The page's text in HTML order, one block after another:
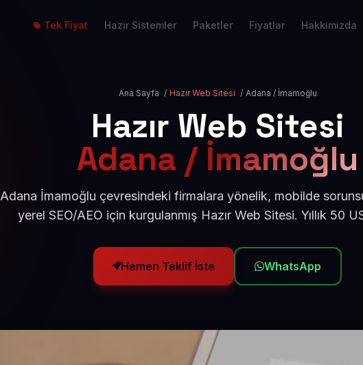
Tek Fiyat Hazır Sistemler Paketler Fiyatlar Hakkımızda
Ana Sayfa / Hazır Web Sitesi / Adana / İmamoğlu
Hazır Web Sitesi
Adana / İmamoğlu
Adana İmamoğlu çevresindeki firmalara yönelik, mobilde
yerel SEO/AEO için kurgulanmış Hazır Web Sitesi. Yıllık 50
Hemen Teklif İste WhatsApp